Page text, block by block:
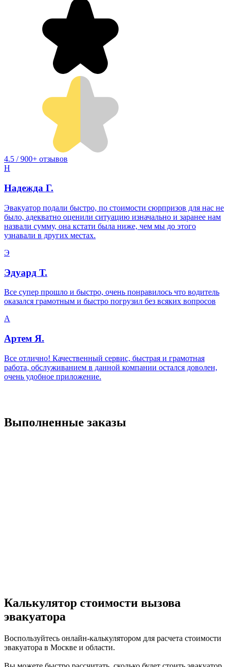
4.5 / 900+ отзывов
Н
Надежда Г.
Эвакуатор подали быстро, по стоимости сюрпризов для нас не
было, адекватно оценили ситуацию изначально и заранее нам
назвали сумму, она кстати была ниже, чем мы до этого
узнавали в других местах.
Э
Эдуард Т.
Все супер прошло и быстро, очень понравилось что водитель
оказался грамотным и быстро погрузил без всяких вопросов
А
Артем Я.
Все отлично! Качественный сервис, быстрая и грамотная
работа, обслуживанием в данной компании остался доволен,
очень удобное приложение.
Выполненные заказы
Калькулятор стоимости вызова
эвакуатора
Воспользуйтесь онлайн-калькулятором для расчета стоимости
эвакуатора в Москве и области.